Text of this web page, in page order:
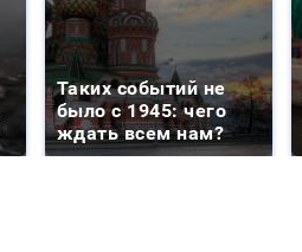
Таких событий не
было с 1945: чего
ждать всем нам?